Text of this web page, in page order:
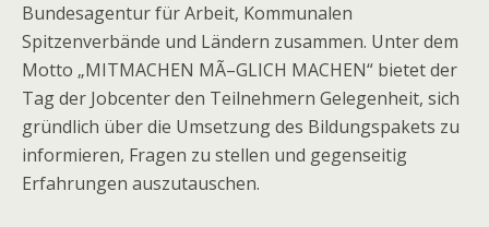
Bundesagentur für Arbeit, Kommunalen
Spitzenverbände und Ländern zusammen. Unter dem
Motto „MITMACHEN MÃ–GLICH MACHEN“ bietet der
Tag der Jobcenter den Teilnehmern Gelegenheit, sich
gründlich über die Umsetzung des Bildungspakets zu
informieren, Fragen zu stellen und gegenseitig
Erfahrungen auszutauschen.